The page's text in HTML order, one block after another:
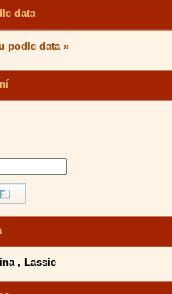
data
podle data »
, Lassie